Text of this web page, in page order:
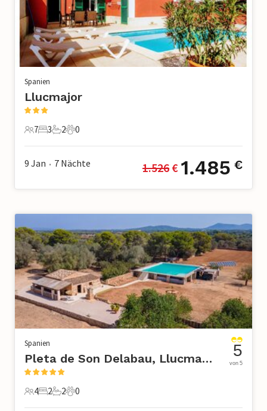
Spanien
Llucmajor
7 Gäste
7
3 Schlafzimmer
3
2 Badezimmer
2
0 Haustiere
0
9 Jan • 7 Nächte 1.526 € 1.485 €
Spanien
Pleta de Son Delabau, Llucmajor
4 Gäste
4
2 Schlafzimmer
2
2 Badezimmer
2
0 Haustiere
0
5
von 5